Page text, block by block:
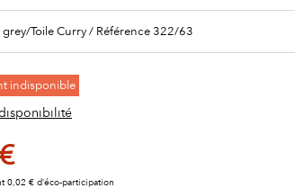
grey/Toile Curry / Référence 322/63
indisponible
0,02 € d’éco-participation